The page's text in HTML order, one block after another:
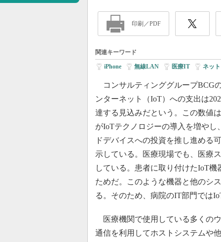
印刷／PDF
関連キーワード
iPhone 無線LAN 医療IT ネッ
コンサルティンググループBCG
ンターネット（IoT）への支出は
達する見込みだという。この数値
がIoTテクノロジーの導入を増やし
ドデバイスへの投資を推し進める
示している。医療現場でも、医療
している。患者に取り付けたIoT
ためだ。このような機器と他のシ
る。そのため、病院のIT部門では
医療機関で使用している多くの
通信を利用してホストシステムや